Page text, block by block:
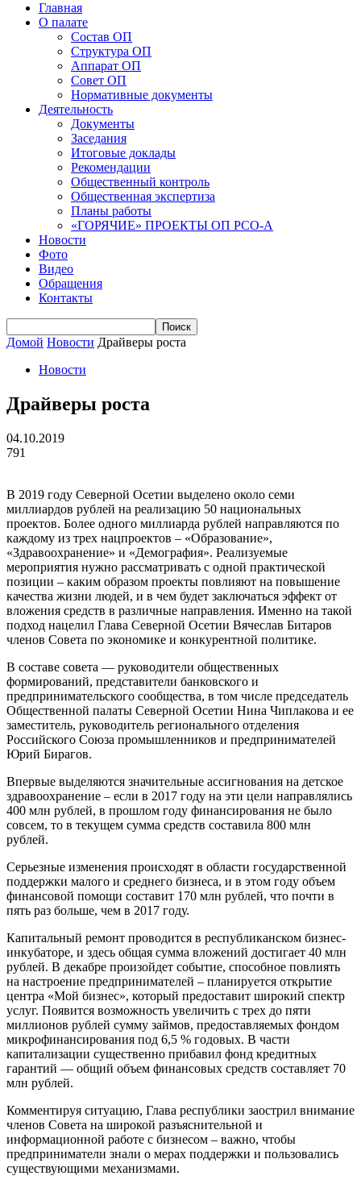
Главная
О палате
Состав ОП
Структура ОП
Аппарат ОП
Совет ОП
Нормативные документы
Деятельность
Документы
Заседания
Итоговые доклады
Рекомендации
Общественный контроль
Общественная экспертиза
Планы работы
«ГОРЯЧИЕ» ПРОЕКТЫ ОП РСО-А
Новости
Фото
Видео
Обращения
Контакты
Домой Новости Драйверы роста
Новости
Драйверы роста
04.10.2019
791
В 2019 году Северной Осетии выделено около семи
миллиардов рублей на реализацию 50 национальных
проектов. Более одного миллиарда рублей направляются по
каждому из трех нацпроектов – «Образование»,
«Здравоохранение» и «Демография». Реализуемые
мероприятия нужно рассматривать с одной практической
позиции – каким образом проекты повлияют на повышение
качества жизни людей, и в чем будет заключаться эффект от
вложения средств в различные направления. Именно на такой
подход нацелил Глава Северной Осетии Вячеслав Битаров
членов Совета по экономике и конкурентной политике.
В составе совета — руководители общественных
формирований, представители банковского и
предпринимательского сообщества, в том числе председатель
Общественной палаты Северной Осетии Нина Чиплакова и ее
заместитель, руководитель регионального отделения
Российского Союза промышленников и предпринимателей
Юрий Бирагов.
Впервые выделяются значительные ассигнования на детское
здравоохранение – если в 2017 году на эти цели направлялись
400 млн рублей, в прошлом году финансирования не было
совсем, то в текущем сумма средств составила 800 млн
рублей.
Серьезные изменения происходят в области государственной
поддержки малого и среднего бизнеса, и в этом году объем
финансовой помощи составит 170 млн рублей, что почти в
пять раз больше, чем в 2017 году.
Капитальный ремонт проводится в республиканском бизнес-
инкубаторе, и здесь общая сумма вложений достигает 40 млн
рублей. В декабре произойдет событие, способное повлиять
на настроение предпринимателей – планируется открытие
центра «Мой бизнес», который предоставит широкий спектр
услуг. Появится возможность увеличить с трех до пяти
миллионов рублей сумму займов, предоставляемых фондом
микрофинансирования под 6,5 % годовых. В части
капитализации существенно прибавил фонд кредитных
гарантий — общий объем финансовых средств составляет 70
млн рублей.
Комментируя ситуацию, Глава республики заострил внимание
членов Совета на широкой разъяснительной и
информационной работе с бизнесом – важно, чтобы
предприниматели знали о мерах поддержки и пользовались
существующими механизмами.